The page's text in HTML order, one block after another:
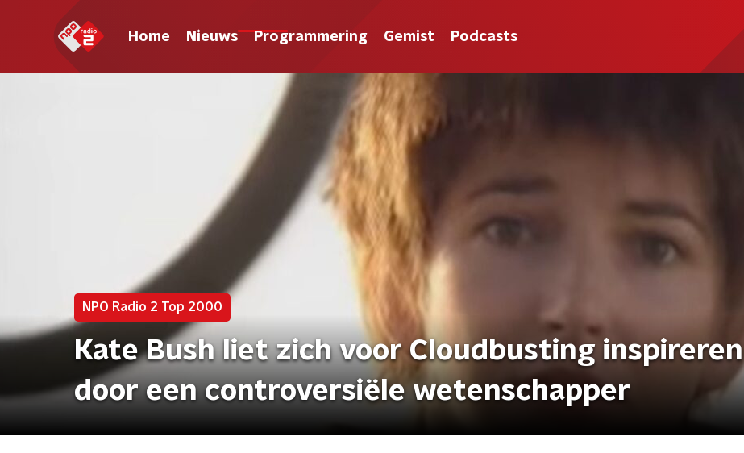
Home Nieuws Programmering Gemist Podcasts
NPO Radio 2 Top 2000
Kate Bush liet zich voor Cloudbusting inspireren
door een controversiële wetenschapper